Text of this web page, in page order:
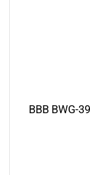
BBB BWG-